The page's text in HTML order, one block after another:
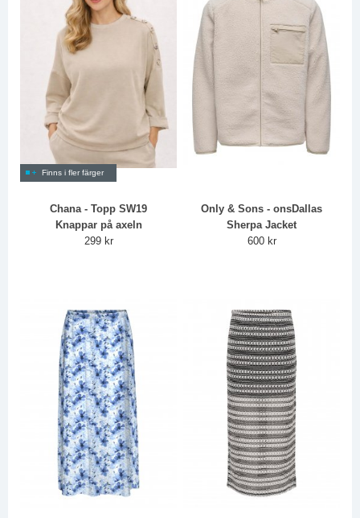
Finns i fler färger
Chana - Topp SW19
Knappar på axeln
299 kr
Only & Sons - onsDallas
Sherpa Jacket
600 kr